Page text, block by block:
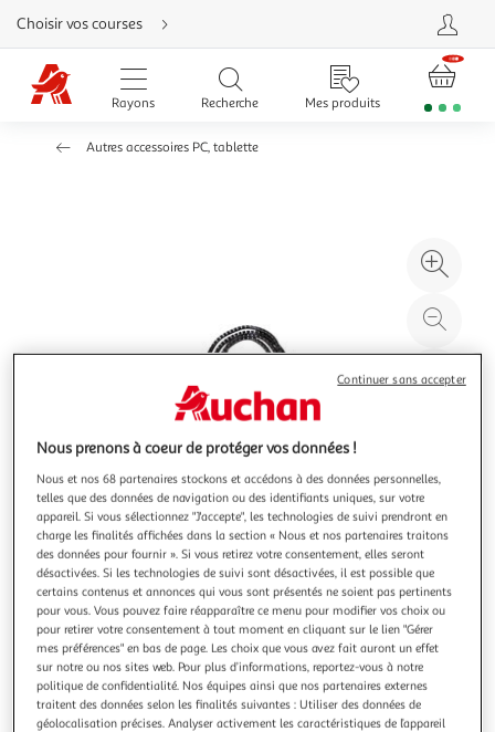
Aller
directement
au
contenu
Aller
directement
Aller
Choisir vos courses
Rayons Recherche Mes produits
Autres accessoires PC, tablette
à
APM
Range câble gaine x2
Coloris : Noir Longueur développée : 50 Particularité(s) : :
Lot de 2 gaines en PVC afin de ranger et organiser des
câbles d'ordinateurs, câbles d'imprimantes, câbles
électriques etc. Type de câble ou fourniture : Cache câble
En savoir +
Vendu par Boulanger
Nous prenons à coeur de protéger vos données !
Nous et nos 68 partenaires stockons et accédons à des données personnelles,
telles que des données de navigation ou des identifiants uniques, sur votre
appareil. Si vous sélectionnez "J'accepte", les technologies de suivi prendront en
charge les finalités affichées dans la section « Nous et nos partenaires traitons
des données pour fournir ». Si vous retirez votre consentement, elles seront
désactivées. Si les technologies de suivi sont désactivées, il est possible que
certains contenus et annonces qui vous sont présentés ne soient pas pertinents
pour vous. Vous pouvez faire réapparaître ce menu pour modifier vos choix ou
pour retirer votre consentement à tout moment en cliquant sur le lien "Gérer
mes préférences" en bas de page. Les choix que vous avez fait auront un effet
sur notre ou nos sites web. Pour plus d’informations, reportez-vous à notre
politique de confidentialité. Nos équipes ainsi que nos partenaires externes
traitent des données selon les finalités suivantes : Utiliser des données de
géolocalisation précises. Analyser activement les caractéristiques de l’appareil
Continuer sans accepter